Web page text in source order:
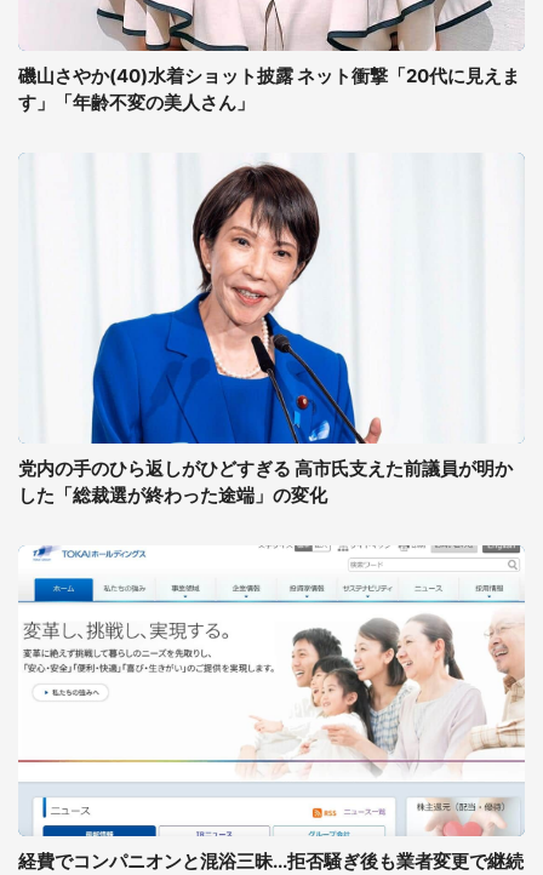
磯山さやか(40)水着ショット披露 ネット衝撃「20代に見えま
す」「年齢不変の美人さん」
党内の手のひら返しがひどすぎる 高市氏支えた前議員が明か
した「総裁選が終わった途端」の変化
経費でコンパニオンと混浴三昧...拒否騒ぎ後も業者変更で継続